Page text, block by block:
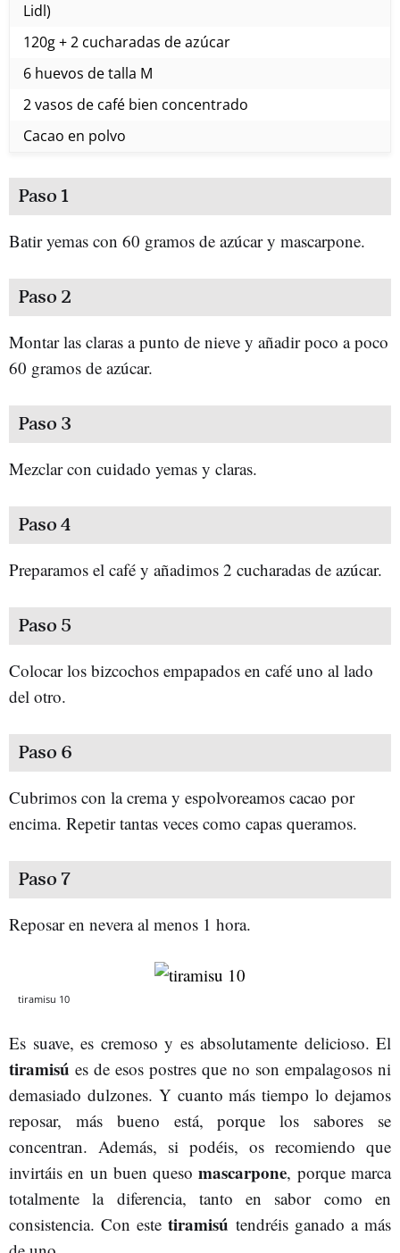
Lidl)
120g + 2 cucharadas de azúcar
6 huevos de talla M
2 vasos de café bien concentrado
Cacao en polvo
Paso 1
Batir yemas con 60 gramos de azúcar y mascarpone.
Paso 2
Montar las claras a punto de nieve y añadir poco a poco
60 gramos de azúcar.
Paso 3
Mezclar con cuidado yemas y claras.
Paso 4
Preparamos el café y añadimos 2 cucharadas de azúcar.
Paso 5
Colocar los bizcochos empapados en café uno al lado
del otro.
Paso 6
Cubrimos con la crema y espolvoreamos cacao por
encima. Repetir tantas veces como capas queramos.
Paso 7
Reposar en nevera al menos 1 hora.
tiramisu 10
Es suave, es cremoso y es absolutamente delicioso. El
tiramisú es de esos postres que no son empalagosos ni
demasiado dulzones. Y cuanto más tiempo lo dejamos
reposar, más bueno está, porque los sabores se
concentran. Además, si podéis, os recomiendo que
invirtáis en un buen quesomascarpone, porque marca
totalmente la diferencia, tanto en sabor como en
consistencia. Con estetiramisú tendréis ganado a más